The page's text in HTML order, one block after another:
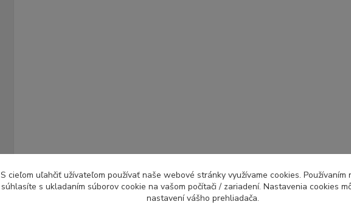
S cieľom uľahčiť užívateľom používať naše webové stránky využívame cookies. Používaním
súhlasíte s ukladaním súborov cookie na vašom počítači / zariadení. Nastavenia cookies
nastavení vášho prehliadača.